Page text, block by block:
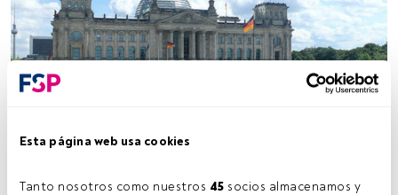
Esta página web usa cookies
Tanto nosotros como nuestros 45 socios almacenamos y
Tiempo lectura:3 min.